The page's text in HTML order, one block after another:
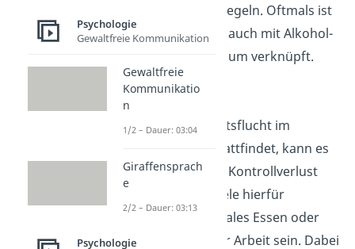
Figuren widerspiegeln. Oftmals ist
dieses Symptom auch mit Alkohol-
und Drogenkonsum verknüpft.
Maßlosigkeit
Wenn die Realitätsflucht im
Übermäßigen stattfindet, kann es
zum kompletten Kontrollverlust
kommen. Beispiele hierfür
können emotionales Essen oder
die Flucht vor der Arbeit sein. Dabei
Psychologie
Gewaltfreie Kommunikation
Gewaltfreie
Kommunikatio
n
1/2 – Dauer: 03:04
Giraffensprach
e
2/2 – Dauer: 03:13
Psychologie